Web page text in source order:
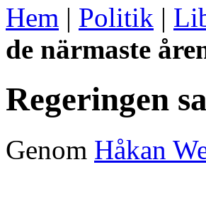
Hem | Politik |
de närmaste
Regeringen
Genom Håkan